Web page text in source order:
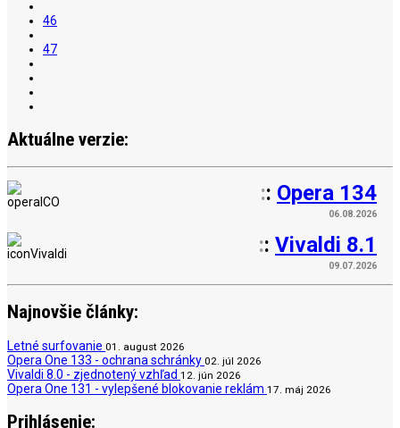
46
47
Aktuálne verzie:
:: Opera 134
06.08.2026
:: Vivaldi 8.1
09.07.2026
Najnovšie články:
Letné surfovanie 01. august 2026
Opera One 133 - ochrana schránky 02. júl 2026
Vivaldi 8.0 - zjednotený vzhľad 12. jún 2026
Opera One 131 - vylepšené blokovanie reklám 17. máj 2026
Prihlásenie: